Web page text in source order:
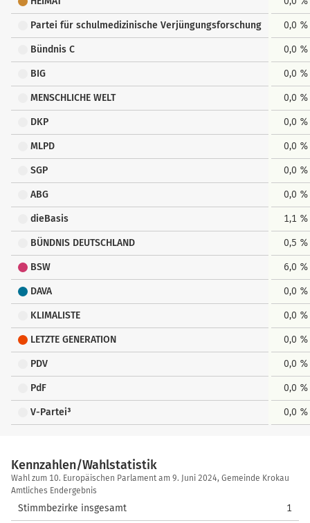
Partei für schulmedizinische Verjüngungsforschung 0,0 %
Bündnis C 0,0 %
BIG 0,0 %
MENSCHLICHE WELT 0,0 %
DKP 0,0 %
MLPD 0,0 %
SGP 0,0 %
ABG 0,0 %
dieBasis 1,1 %
BÜNDNIS DEUTSCHLAND 0,5 %
BSW 6,0 %
DAVA 0,0 %
KLIMALISTE 0,0 %
LETZTE GENERATION 0,0 %
PDV 0,0 %
PdF 0,0 %
V-Partei³ 0,0 %
Kennzahlen/Wahlstatistik
Kennzahlen/Wahlstatistik
Wahl zum 10. Europäischen Parlament am 9. Juni 2024, Gemeinde Krokau
Amtliches Endergebnis
Stimmbezirke insgesamt 1